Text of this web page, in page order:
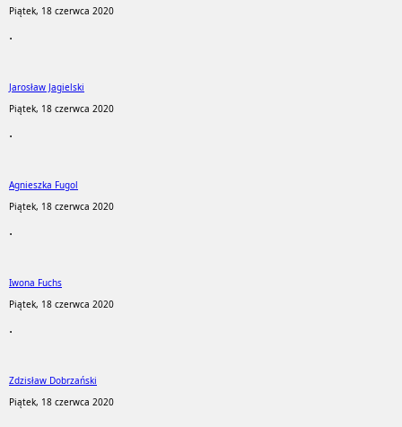
Piątek, 18 czerwca 2020
.
Jarosław Jagielski
Piątek, 18 czerwca 2020
.
Agnieszka Fugol
Piątek, 18 czerwca 2020
.
Iwona Fuchs
Piątek, 18 czerwca 2020
.
Zdzisław Dobrzański
Piątek, 18 czerwca 2020